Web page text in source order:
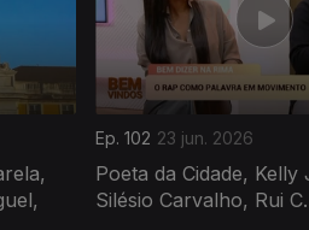
Ep. 102 23 jun. 2026
Poeta da Cidade, Kelly
Silésio Carvalho, Rui